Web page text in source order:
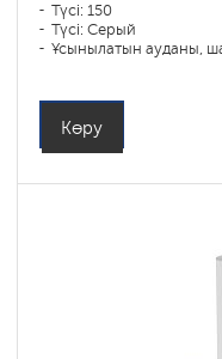
Түсі: 150
Түсі: Серый
Ұсынылатын ауданы,
Көру